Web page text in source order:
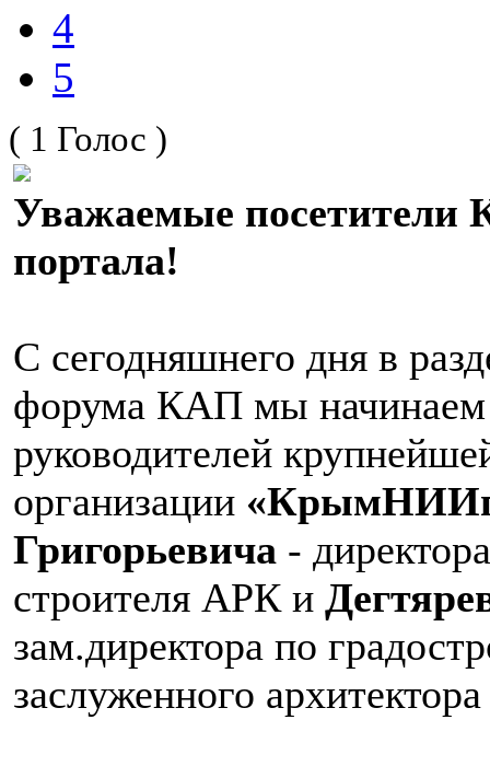
4
5
( 1 Голос )
Уважаемые посетители
портала!
С сегодняшнего дня в
форума КАП мы начинаем
руководителей
организации
Григорьевича -
строителя АРК и
зам.директора по
заслуженного